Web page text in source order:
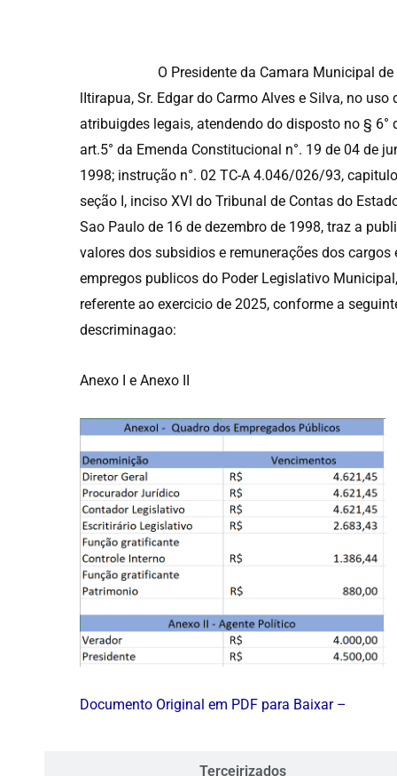
Terceirizados
O Presidente da Camara Municipal de
lItirapua, Sr. Edgar do Carmo Alves e Silva, no uso
atribuigdes legais, atendendo do disposto no § 6°
art.5° da Emenda Constitucional n°. 19 de 04 de
1998; instrução n°. 02 TC-A 4.046/026/93,
seção I, inciso XVI do Tribunal de Contas do
Sao Paulo de 16 de dezembro de 1998, traz a
valores dos subsidios e remunerações dos cargos
empregos publicos do Poder Legislativo Municipal,
referente ao exercicio de 2025, conforme a
descriminagao:
Anexo I e Anexo II
Documento Original em PDF para Baixar –